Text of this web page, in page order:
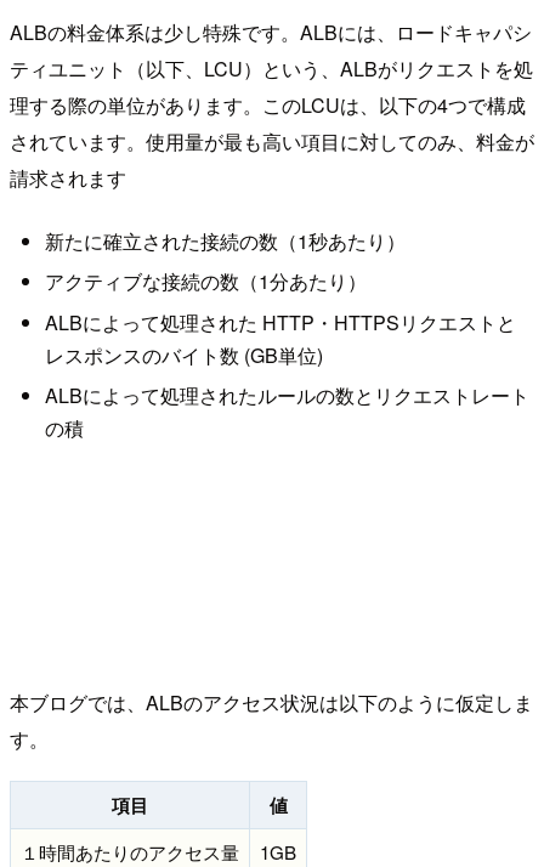
ALBの料金体系は少し特殊です。ALBには、ロードキャパシ
ティユニット（以下、LCU）という、ALBがリクエストを処
理する際の単位があります。このLCUは、以下の4つで構成
されています。使用量が最も高い項目に対してのみ、料金が
請求されます
新たに確立された接続の数（1秒あたり）
アクティブな接続の数（1分あたり）
ALBによって処理された HTTP・HTTPSリクエストと
レスポンスのバイト数 (GB単位)
ALBによって処理されたルールの数とリクエストレート
の積
本ブログでは、ALBのアクセス状況は以下のように仮定しま
す。
項目 値
１時間あたりのアクセス量 1GB